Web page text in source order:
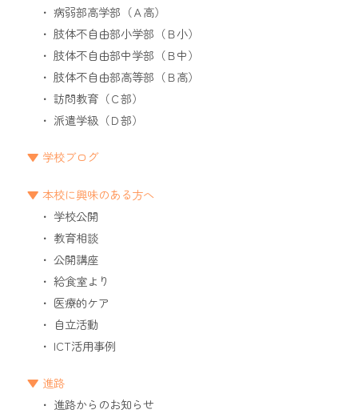
病弱部高学部（Ａ高）
肢体不自由部小学部（Ｂ小）
肢体不自由部中学部（Ｂ中）
肢体不自由部高等部（Ｂ高）
訪問教育（Ｃ部）
派遣学級（Ｄ部）
学校ブログ
本校に興味のある方へ
学校公開
教育相談
公開講座
給食室より
医療的ケア
自立活動
ICT活用事例
進路
進路からのお知らせ